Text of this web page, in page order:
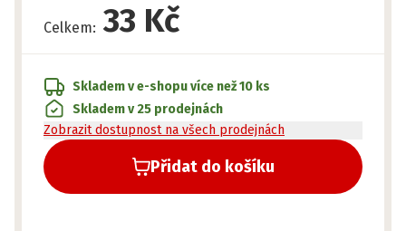
Celkem: 33 Kč
Přidat do košíku
Skladem v e-shopuvíce než 10 ks
Skladem v 25 prodejnách
Zobrazit dostupnost na všech prodejnách